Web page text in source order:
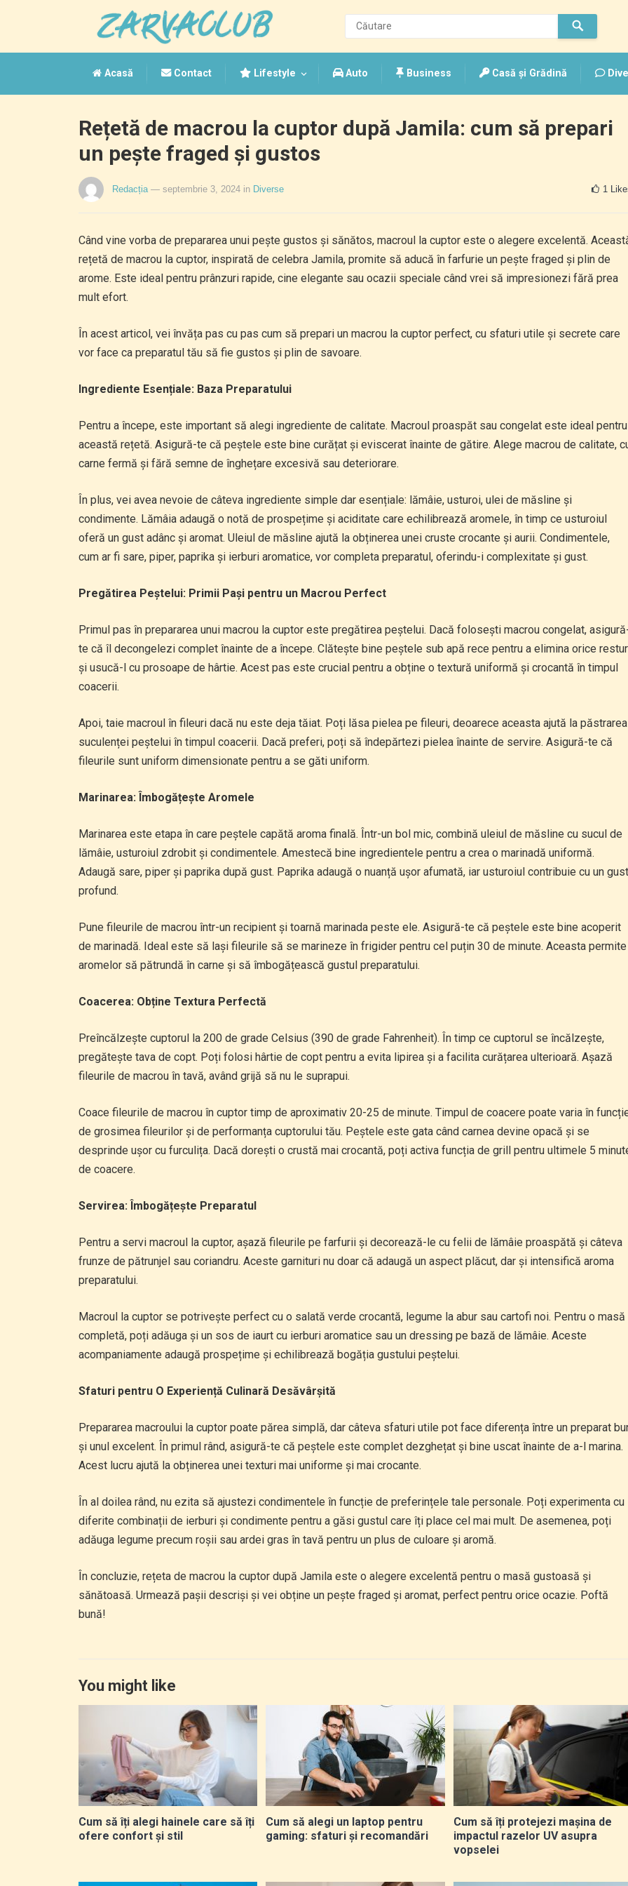
Acasă Contact Lifestyle Auto Business Casă și Grădină
Rețetă de macrou la cuptor după Jamila: cum să prepari
un pește fraged și gustos
Redacția — septembrie 3, 2024 in Diverse 1
Când vine vorba de prepararea unui pește gustos și sănătos, macroul la cuptor este o alegere excelentă.
rețetă de macrou la cuptor, inspirată de celebra Jamila, promite să aducă în farfurie un pește fraged și plin de
arome. Este ideal pentru prânzuri rapide, cine elegante sau ocazii speciale când vrei să impresionezi fără prea
mult efort.
În acest articol, vei învăța pas cu pas cum să prepari un macrou la cuptor perfect, cu sfaturi utile și secrete care
vor face ca preparatul tău să fie gustos și plin de savoare.
Ingrediente Esențiale: Baza Preparatului
Pentru a începe, este important să alegi ingrediente de calitate. Macroul proaspăt sau congelat este ideal pentru
această rețetă. Asigură-te că peștele este bine curățat și eviscerat înainte de gătire. Alege macrou de calitate,
carne fermă și fără semne de înghețare excesivă sau deteriorare.
În plus, vei avea nevoie de câteva ingrediente simple dar esențiale: lămâie, usturoi, ulei de măsline și
condimente. Lămâia adaugă o notă de prospețime și aciditate care echilibrează aromele, în timp ce usturoiul
oferă un gust adânc și aromat. Uleiul de măsline ajută la obținerea unei cruste crocante și aurii. Condimentele,
cum ar fi sare, piper, paprika și ierburi aromatice, vor completa preparatul, oferindu-i complexitate și gust.
Pregătirea Peștelui: Primii Pași pentru un Macrou Perfect
Primul pas în prepararea unui macrou la cuptor este pregătirea peștelui. Dacă folosești macrou congelat,
te că îl decongelezi complet înainte de a începe. Clătește bine peștele sub apă rece pentru a elimina orice
și usucă-l cu prosoape de hârtie. Acest pas este crucial pentru a obține o textură uniformă și crocantă în timpul
coacerii.
Apoi, taie macroul în fileuri dacă nu este deja tăiat. Poți lăsa pielea pe fileuri, deoarece aceasta ajută la păstrarea
suculenței peștelui în timpul coacerii. Dacă preferi, poți să îndepărtezi pielea înainte de servire. Asigură-te că
fileurile sunt uniform dimensionate pentru a se găti uniform.
Marinarea: Îmbogățește Aromele
Marinarea este etapa în care peștele capătă aroma finală. Într-un bol mic, combină uleiul de măsline cu sucul de
lămâie, usturoiul zdrobit și condimentele. Amestecă bine ingredientele pentru a crea o marinadă uniformă.
Adaugă sare, piper și paprika după gust. Paprika adaugă o nuanță ușor afumată, iar usturoiul contribuie cu un gust
profund.
Pune fileurile de macrou într-un recipient și toarnă marinada peste ele. Asigură-te că peștele este bine acoperit
de marinadă. Ideal este să lași fileurile să se marineze în frigider pentru cel puțin 30 de minute. Aceasta permite
aromelor să pătrundă în carne și să îmbogățească gustul preparatului.
Coacerea: Obține Textura Perfectă
Preîncălzește cuptorul la 200 de grade Celsius (390 de grade Fahrenheit). În timp ce cuptorul se încălzește,
pregătește tava de copt. Poți folosi hârtie de copt pentru a evita lipirea și a facilita curățarea ulterioară. Așază
fileurile de macrou în tavă, având grijă să nu le suprapui.
Coace fileurile de macrou în cuptor timp de aproximativ 20-25 de minute. Timpul de coacere poate varia în
de grosimea fileurilor și de performanța cuptorului tău. Peștele este gata când carnea devine opacă și se
desprinde ușor cu furculița. Dacă dorești o crustă mai crocantă, poți activa funcția de grill pentru ultimele 5
de coacere.
Servirea: Îmbogățește Preparatul
Pentru a servi macroul la cuptor, așază fileurile pe farfurii și decorează-le cu felii de lămâie proaspătă și câteva
frunze de pătrunjel sau coriandru. Aceste garnituri nu doar că adaugă un aspect plăcut, dar și intensifică aroma
preparatului.
Macroul la cuptor se potrivește perfect cu o salată verde crocantă, legume la abur sau cartofi noi. Pentru o masă
completă, poți adăuga și un sos de iaurt cu ierburi aromatice sau un dressing pe bază de lămâie. Aceste
acompaniamente adaugă prospețime și echilibrează bogăția gustului peștelui.
Sfaturi pentru O Experiență Culinară Desăvârșită
Prepararea macroului la cuptor poate părea simplă, dar câteva sfaturi utile pot face diferența între un preparat
și unul excelent. În primul rând, asigură-te că peștele este complet dezghețat și bine uscat înainte de a-l marina.
Acest lucru ajută la obținerea unei texturi mai uniforme și mai crocante.
În al doilea rând, nu ezita să ajustezi condimentele în funcție de preferințele tale personale. Poți experimenta cu
diferite combinații de ierburi și condimente pentru a găsi gustul care îți place cel mai mult. De asemenea, poți
adăuga legume precum roșii sau ardei gras în tavă pentru un plus de culoare și aromă.
În concluzie, rețeta de macrou la cuptor după Jamila este o alegere excelentă pentru o masă gustoasă și
sănătoasă. Urmează pașii descriși și vei obține un pește fraged și aromat, perfect pentru orice ocazie. Poftă
bună!
You might like
Cum să îți alegi hainele care să îți
ofere confort și stil
Cum să alegi un laptop pentru
gaming: sfaturi și recomandări
Cum să îți protejezi mașina de
impactul razelor UV asupra
vopselei